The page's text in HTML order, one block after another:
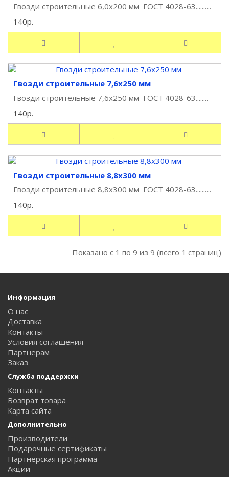
Гвозди строительные 6,0х200 мм ГОСТ 4028-63..........
140р.
Гвозди строительные 7,6х250 мм
Гвозди строительные 7,6х250 мм ГОСТ 4028-63........
140р.
Гвозди строительные 8,8х300 мм
Гвозди строительные 8,8х300 мм ГОСТ 4028-63..........
140р.
Показано с 1 по 9 из 9 (всего 1 страниц)
Информация
О нас
Доставка
Контакты
Условия соглашения
Партнерам
Заказ
Служба поддержки
Контакты
Возврат товара
Карта сайта
Дополнительно
Производители
Подарочные сертификаты
Партнерская программа
Акции